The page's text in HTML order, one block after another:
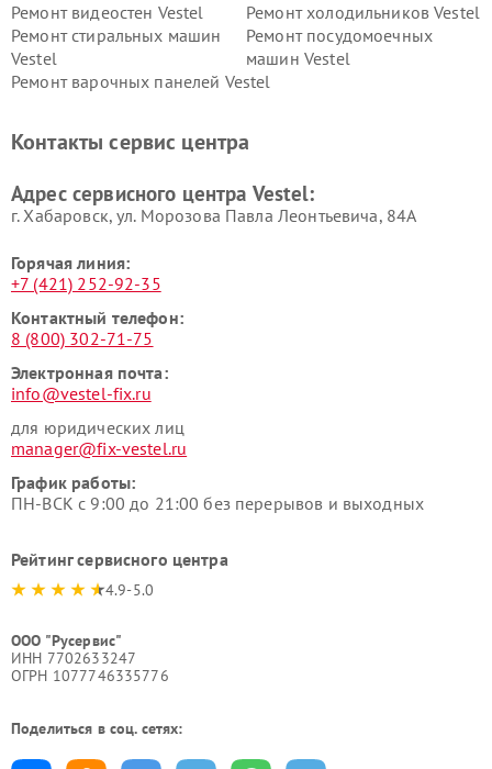
Ремонт видеостен Vestel
Ремонт холодильников Vestel
Ремонт стиральных машин
Vestel
Ремонт посудомоечных
машин Vestel
Ремонт варочных панелей Vestel
Контакты сервис центра
Адрес сервисного центра Vestel:
г. Хабаровск, ул. Морозова Павла Леонтьевича, 84А
Горячая линия:
+7 (421) 252-92-35
Контактный телефон:
8 (800) 302-71-75
Электронная почта:
info@vestel-fix.ru
для юридических лиц
manager@fix-vestel.ru
График работы:
ПН-ВСК с 9:00 до 21:00 без перерывов и выходных
Рейтинг сервисного центра
4.9-5.0
ООО "Русервис"
ИНН 7702633247
ОГРН 1077746335776
Поделиться в соц. сетях: